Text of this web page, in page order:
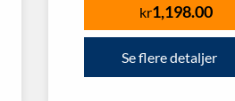
kr1,198.00
Se flere detaljer